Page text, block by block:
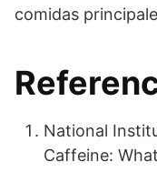
comidas
National
Caffeine: